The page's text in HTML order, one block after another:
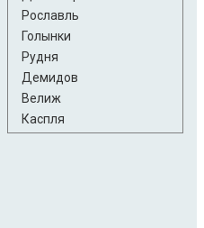
Рославль
Голынки
Рудня
Демидов
Велиж
Каспля